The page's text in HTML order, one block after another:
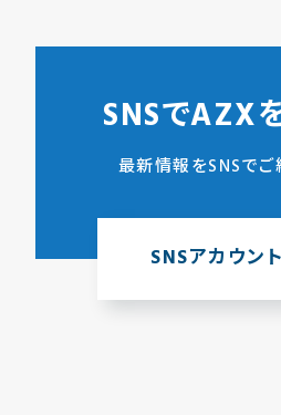
SNSでAZX
最新情報をSNSでご
SNSアカウン